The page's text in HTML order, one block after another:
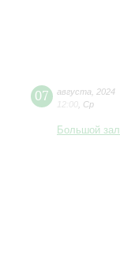
07 августа
2024
12:00 Ср
Большой зал